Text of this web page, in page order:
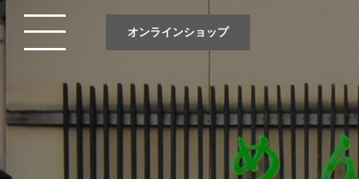
オンラインショップ